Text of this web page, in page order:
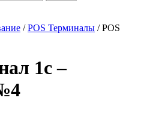
/POS Терминалы /POS
1с –